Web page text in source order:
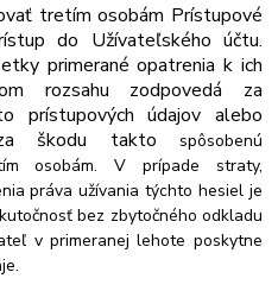
tretím osobám Prístupové
do Užívateľského účtu.
primerané opatrenia k ich
rozsahu zodpovedá za
prístupovýchúdajov alebo
škodu takto spôsobenú
osobám. V prípade straty,
práva užívania týchto hesiel je
bez zbytočného odkladu
v primeranej lehote poskytne